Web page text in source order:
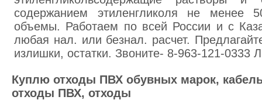
содержанием этиленгликоля не
объемы. Работаем по всей России и с
любая нал. или безнал. расчет.
излишки, остатки. Звоните- 8-963-121-0333
Куплю отходы ПВХ обувных марок,
отходы ПВХ, отходы